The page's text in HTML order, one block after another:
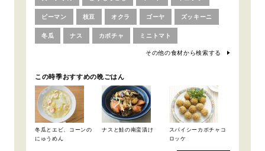
ピーマン 枝豆 オクラ ゴーヤ ズッキーニ
冬瓜 ナス カボチャ ミニトマト
その他の食材から検索する
この時季おすすめの晩ごはん
冬瓜とエビ、コーンの
にゅうめん
ナスと鮭の南蛮漬け
スパイシーカボチャコ
ロッケ